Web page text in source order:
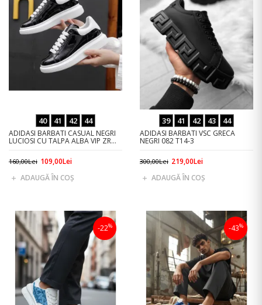
40 41 42 44
ADIDASI BARBATI CASUAL NEGRI
LUCIOSI CU TALPA ALBA VIP ZR
160,00Lei 109,00Lei
ADAUGĂ ÎN COŞ
39 41 42 43 44
ADIDASI BARBATI VSC GRECA
NEGRI 082 T14-3
300,00Lei 219,00Lei
ADAUGĂ ÎN COŞ
-22% -43%